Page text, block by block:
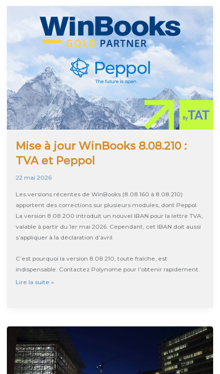
recommande
Mise à jour WinBooks 8.08.210 :
TVA et Peppol
22 mai 2026
Les versions récentes de WinBooks (8.08.160 à 8.08.210)
apportent des corrections sur plusieurs modules, dont Peppol.
La version 8.08.200 introduit un nouvel IBAN pour la lettre TVA,
valable à partir du 1er mai 2026. Cependant, cet IBAN doit aussi
s’appliquer à la déclaration d’avril.
C’est pourquoi la version 8.08.210, toute fraîche, est
indispensable. Contactez Polynome pour l’obtenir rapidement.
Mise
8.08.210
TVA
et
Peppol
Lire la suite »